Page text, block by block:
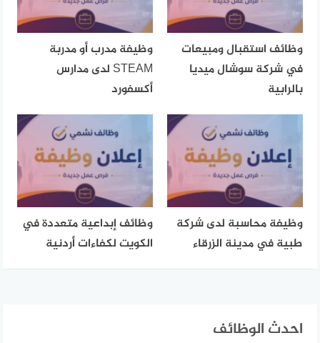
وظائف استقبال ومبيعات
في شركة سوشال ميديا
بالرابية
وظيفة مدرب أو مدربة
STEAM لدى مدارس
أكسفورد
وظيفة محاسبة لدى شركة
طبية في مدينة الزرقاء
وظائف إبداعية متعددة في
الكويت لكفاءات أردنية
احدث الوظائف